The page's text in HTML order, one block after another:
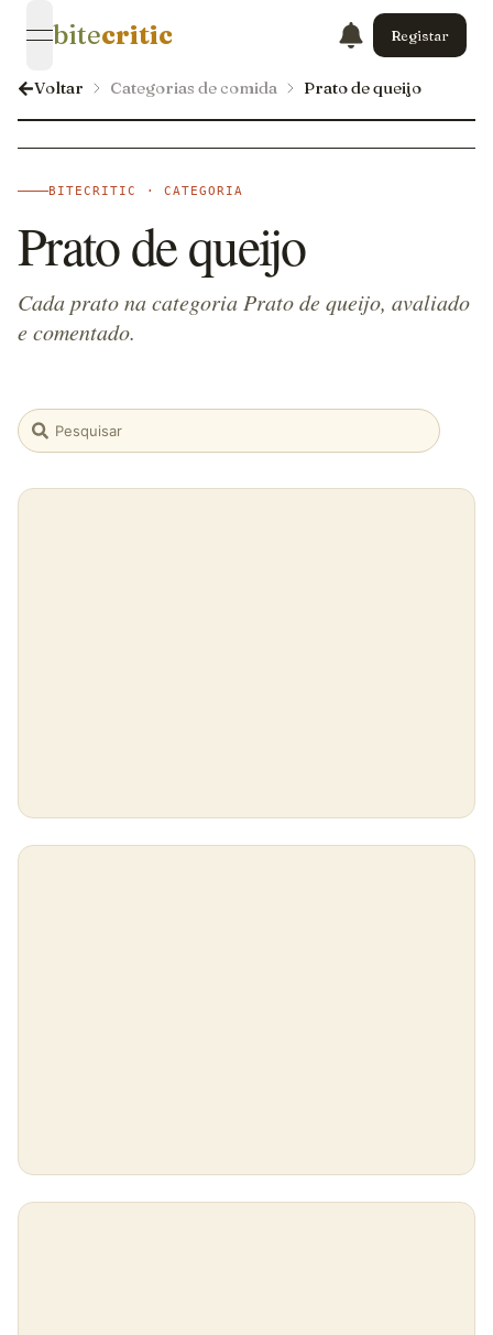
open navigation menu
bitecritic Registar
Voltar Categorias de comida Prato de queijo
BITECRITIC · CATEGORIA
Prato de queijo
Cada prato na categoria Prato de queijo, avaliado
e comentado.